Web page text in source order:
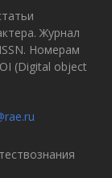
Журнал
Номерам
(Digital object